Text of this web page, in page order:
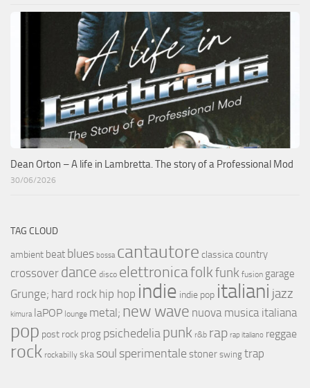
Dean Orton – A life in Lambretta. The story of a Professional Mod
30/06/2026
TAG CLOUD
ambient beat blues bossa cantautore classica country
crossover dance disco elettronicafolkfunk fusion garage
Grunge; hard rock hip hop indie indie pop italiani jazz
kimura laPOP lounge metal; new wave nuova musica italiana
pop post rock prog psichedeliapunk r&b rap rap italiano reggae
rock rockabilly ska soul sperimentale stoner swing trap